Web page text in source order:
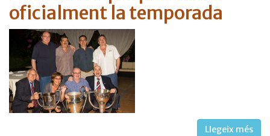
oficialment la temporada
Llegeix més